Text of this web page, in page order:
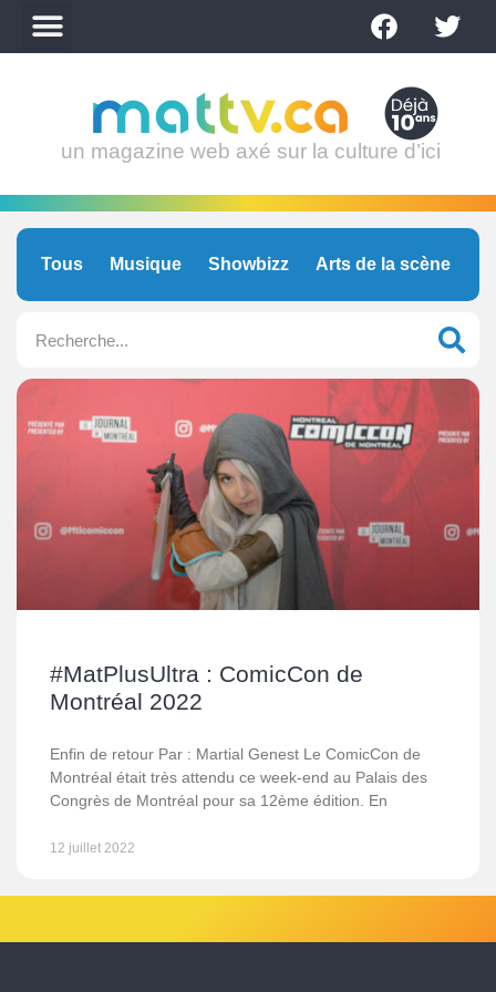
un magazine web axé sur la culture d’ici
Tous Musique Showbizz Arts de la scène
#MatPlusUltra : ComicCon de
Montréal 2022
Enfin de retour Par : Martial Genest Le ComicCon de
Montréal était très attendu ce week-end au Palais des
Congrès de Montréal pour sa 12ème édition. En
12 juillet 2022